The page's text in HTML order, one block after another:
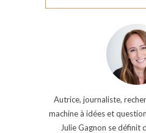
Autrice, journaliste,
machine à idées et
Julie Gagnon se définit